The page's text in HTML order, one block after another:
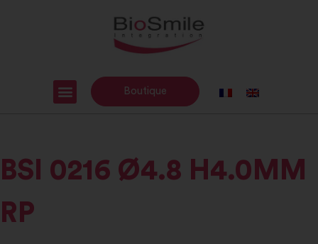
Boutique
BSI 0216 Ø4.8 H4.0MM
RP